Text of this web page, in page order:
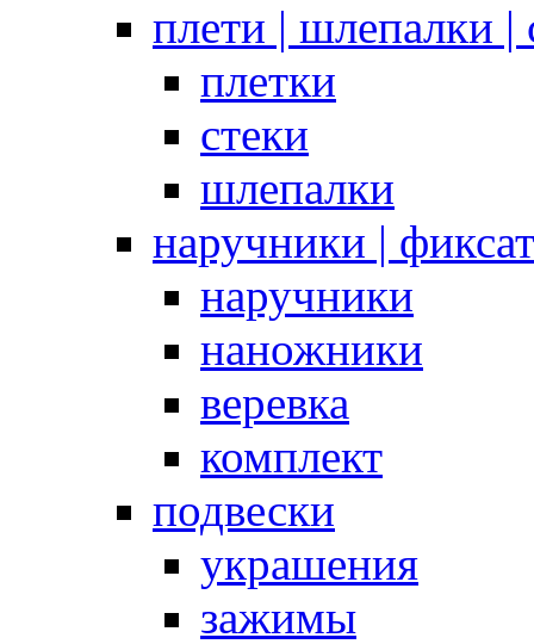
плети | шлепалки |
плетки
стеки
шлепалки
наручники |
наручники
наножники
веревка
комплект
подвески
украшения
зажимы